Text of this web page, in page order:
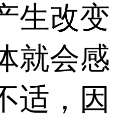
生改变
就会感
适，因